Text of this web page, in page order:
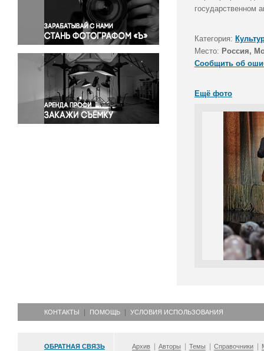
Правосудие
Происшествия и конфликты
Религия
Светская жизнь
Спорт
Экология
Экономика и бизнес
государственном
Категория:
Место: Россия,
Сообщить об
Ещё фото
КОНТАКТЫ ПОМОЩЬ УСЛОВИЯ ИСПОЛЬЗОВАНИЯ
ОБРАТНАЯ СВЯЗЬ Архив Авторы Темы Справочники